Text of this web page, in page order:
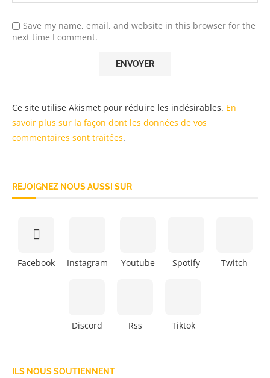
Save my name, email, and website in this browser for the
next time I comment.
Ce site utilise Akismet pour réduire les indésirables. En
savoir plus sur la façon dont les données de vos
commentaires sont traitées.
REJOIGNEZ NOUS AUSSI SUR
Facebook Instagram Youtube Spotify Twitch
Discord Rss Tiktok
ILS NOUS SOUTIENNENT